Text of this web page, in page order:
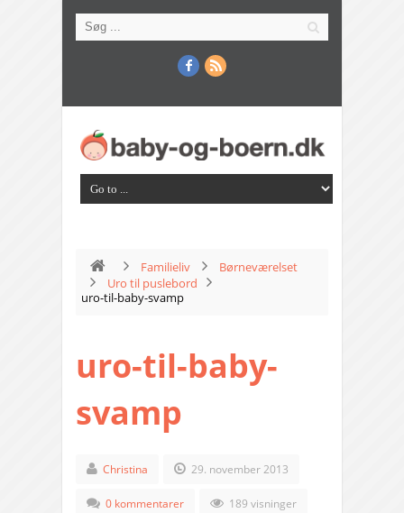
Familieliv
Børneværelset
Uro til puslebord
uro-til-baby-svamp
uro-til-baby-
svamp
Christina 29. november 2013
0 kommentarer 189 visninger